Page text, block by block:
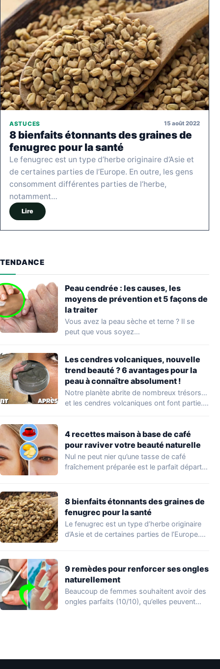
ASTUCES 15 août 2022
8 bienfaits étonnants des graines de
fenugrec pour la santé
Le fenugrec est un type d’herbe originaire d’Asie et
de certaines parties de l’Europe. En outre, les gens
consomment différentes parties de l’herbe,
notamment…
Lire
TENDANCE
Peau cendrée : les causes, les
moyens de prévention et 5 façons de
la traiter
Vous avez la peau sèche et terne ? Il se
peut que vous soyez…
Les cendres volcaniques, nouvelle
trend beauté ? 6 avantages pour la
peau à connaître absolument !
Notre planète abrite de nombreux trésors…
et les cendres volcaniques ont font partie.
4 recettes maison à base de café
pour raviver votre beauté naturelle
Nul ne peut nier qu’une tasse de café
fraîchement préparée est le parfait départ…
8 bienfaits étonnants des graines de
fenugrec pour la santé
Le fenugrec est un type d’herbe originaire
d’Asie et de certaines parties de l’Europe.…
9 remèdes pour renforcer ses ongles
naturellement
Beaucoup de femmes souhaitent avoir des
ongles parfaits (10/10), qu’elles peuvent